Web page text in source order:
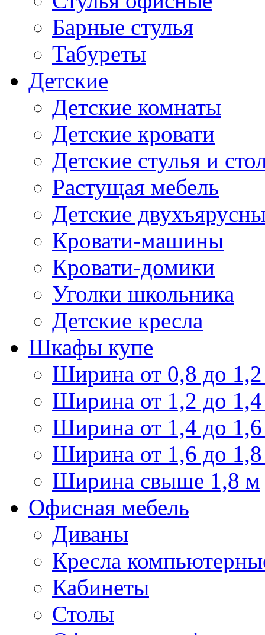
Барные стулья
Табуреты
Детские
Детские комнаты
Детские кровати
Детские стулья и
Растущая мебель
Детские
Кровати-машины
Кровати-домики
Уголки школьника
Детские кресла
Шкафы купе
Ширина от 0,8 до
Ширина от 1,2 до
Ширина от 1,4 до
Ширина от 1,6 до
Ширина свыше 1,8 м
Офисная мебель
Диваны
Кресла
Кабинеты
Столы